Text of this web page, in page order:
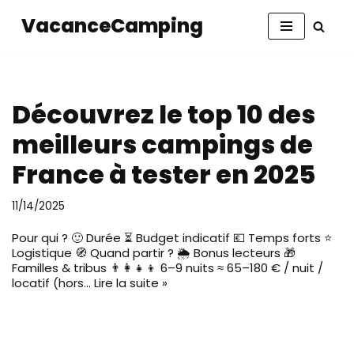
VacanceCamping
Découvrez le top 10 des
meilleurs campings de
France à tester en 2025
11/14/2025
Pour qui ? 🙂 Durée ⏳ Budget indicatif 💶 Temps forts ⭐
Logistique 🧭 Quand partir ? 🌦️ Bonus lecteurs 🎁
Familles & tribus 👨‍👩‍👧‍👦 6–9 nuits ≈ 65–180 € / nuit /
locatif (hors… Lire la suite »